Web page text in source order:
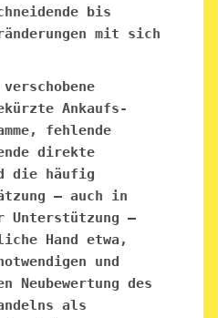
bis
mit sich
Ankaufs-
fehlende
direkte
die häufig
– auch in
Unterstützung –
Hand etwa,
und
Neubewertung des
als